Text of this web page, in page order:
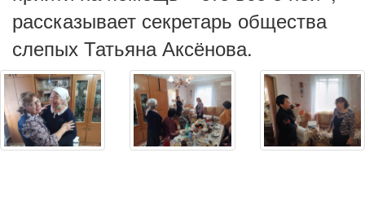
рассказывает секретарь общества
слепых Татьяна Аксёнова.